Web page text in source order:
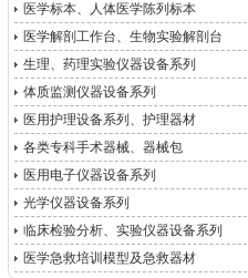
医学标本、人体医学陈列标本
医学解剖工作台、生物实验解剖台
生理、药理实验仪器设备系列
体质监测仪器设备系列
医用护理设备系列、护理器材
各类专科手术器械、器械包
医用电子仪器设备系列
光学仪器设备系列
临床检验分析、实验仪器设备系列
医学急救培训模型及急救器材